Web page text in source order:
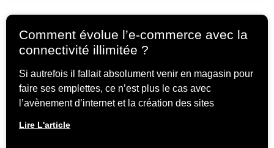
Comment évolue l’e-commerce avec la
connectivité illimitée ?
Si autrefois il fallait absolument venir en magasin pour
faire ses emplettes, ce n’est plus le cas avec
l’avènement d’internet et la création des sites
Lire L'article